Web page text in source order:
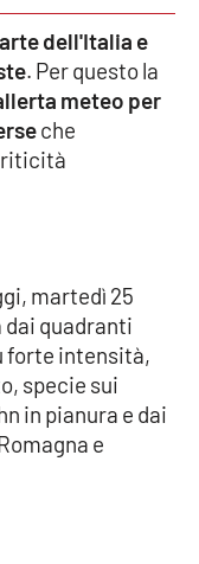
dell'Italia e
. Per questo la
meteo per
che
martedì 25
quadranti
forte intensità,
specie sui
in pianura e dai
e